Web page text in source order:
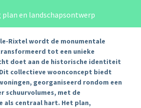
en landschapsontwerp
Rixtel wordt de monumentale
tot een unieke
doet aan de historische identiteit
collectieve woonconcept biedt
georganiseerd rondom een
schuurvolumes, met de
als centraal hart. Het plan,